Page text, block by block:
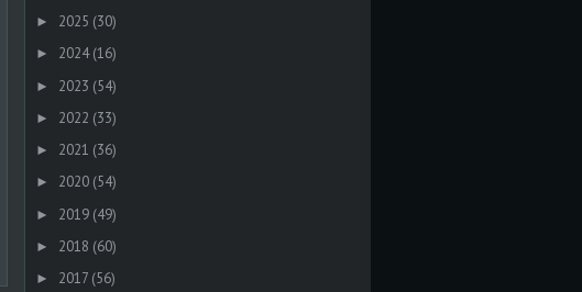
► 2025 (30)
► 2024 (16)
► 2023 (54)
► 2022 (33)
► 2021 (36)
► 2020 (54)
► 2019 (49)
► 2018 (60)
► 2017 (56)